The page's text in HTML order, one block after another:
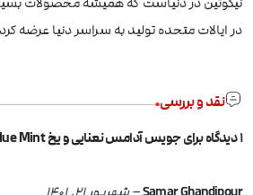
در ایالات متحده تولید به سراسر دنیا عرضه
نقد و بررسی
1 دیدگاه برای جویس آدامس نعنایی و یخ BLVK Blue Mint